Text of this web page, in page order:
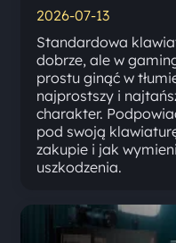
2026-07-13
Standardowa
dobrze, ale w
prostu ginąć w
najprostszy i
charakter.
pod swoją
zakupie i jak
uszkodzenia.